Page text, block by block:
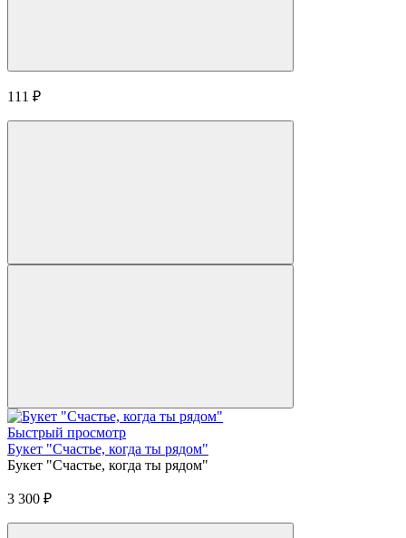
111 ₽
Быстрый просмотр
Букет "Счастье, когда ты рядом"
Букет "Счастье, когда ты рядом"
3 300 ₽